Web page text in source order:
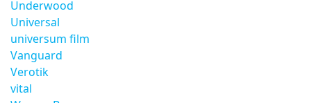
Underwood
Universal
universum film
Vanguard
Verotik
vital